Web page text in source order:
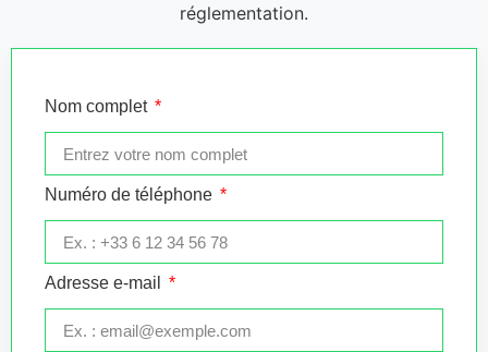
réglementation.
Nom complet
Numéro de téléphone
Adresse e-mail